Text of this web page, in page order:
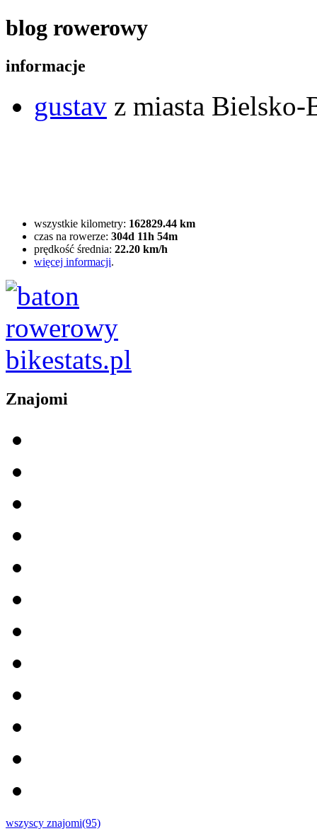
blog rowerowy
informacje
gustav z miasta Bielsko-
wszystkie kilometry: 162829.44 km
czas na rowerze: 304d 11h 54m
prędkość średnia: 22.20 km/h
więcej informacji.
Znajomi
wszyscy znajomi(95)